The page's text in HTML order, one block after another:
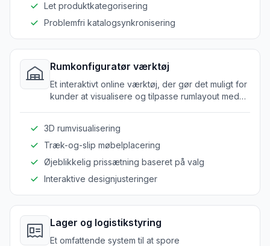
Let produktkategorisering
Problemfri katalogsynkronisering
Rumkonfiguratør værktøj
Et interaktivt online værktøj, der gør det muligt for
kunder at visualisere og tilpasse rumlayout med
3D rumvisualisering
Træk-og-slip møbelplacering
Øjeblikkelig prissætning baseret på valg
Interaktive designjusteringer
Lager og logistikstyring
Et omfattende system til at spore